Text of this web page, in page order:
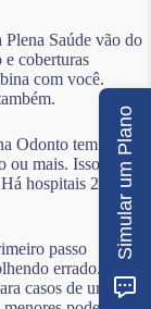
Saúde vão do
coberturas
com você.
Odonto tem
mais. Isso é bom
hospitais 24 horas
passo
errado.
casos de urgência.
Simular um Plano